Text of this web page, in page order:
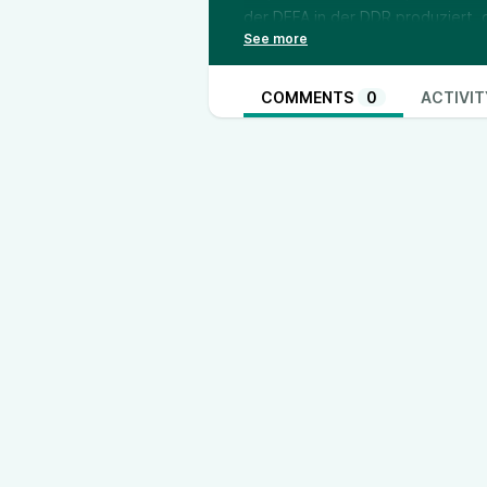
der DEFA in der DDR
die wissenschaftliche
sich dagegen intensiv mit der
dieser Podcastfolge – Prof. Dr.
Medien- und
COMMENTS 0